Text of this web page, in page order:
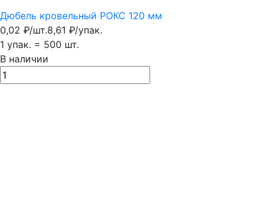
Дюбель кровельный РОКС 120 мм
0,02 ₽/шт.8,61 ₽/упак.
1 упак. = 500 шт.
В наличии